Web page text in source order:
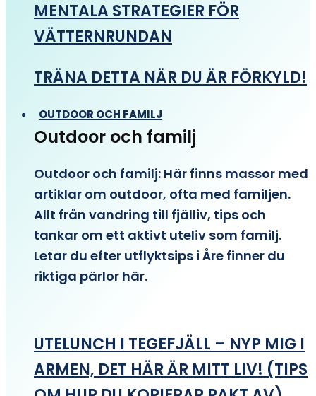
MENTALA STRATEGIER FÖR
VÄTTERNRUNDAN
TRÄNA DETTA NÄR DU ÄR FÖRKYLD!
OUTDOOR OCH FAMILJ
Outdoor och familj
Outdoor och familj: Här finns massor med
artiklar om outdoor, ofta med familjen.
Allt från vandring till fjälliv, tips och
tankar om ett aktivt uteliv som familj.
Letar du efter utflyktsips i Åre finner du
riktiga pärlor här.
UTELUNCH I TEGEFJÄLL – NYP MIG I
ARMEN, DET HÄR ÄR MITT LIV! (TIPS